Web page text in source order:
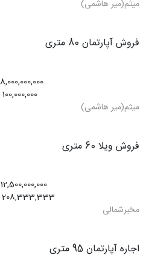
میثم(میر هاشمی)
فروش آپارتمان 80 متری
8,000,000,000
100,000,000
میثم(میر هاشمی)
فروش ویلا 60 متری
12,500,000,000
208,333,333
مخبرشمالی
اجاره آپارتمان 95 متری